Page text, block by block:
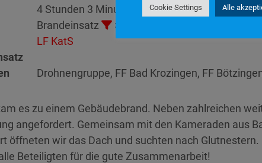
4 Stunden 3 Minuten
Brandeinsatz
> B4
LF KatS
Drohnengruppe, FF Bad Krozingen, FF
es zu einem Gebäudebrand. Neben zahlreichen
angefordert. Gemeinsam mit den Kameraden aus
öffneten wir das Dach und suchten nach Glutnestern.
Beteiligten für die gute Zusammenarbeit!
Cookie Settings Alle